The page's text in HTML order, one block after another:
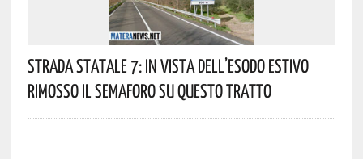
Strada Statale 7: In Vista Dell’esodo Estivo
Rimosso Il Semaforo Su Questo Tratto